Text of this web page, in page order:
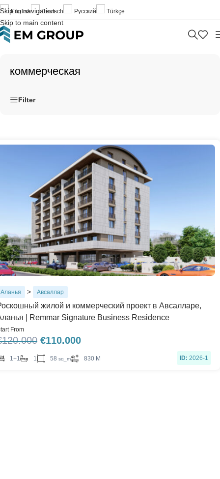
Skip to navigation
Skip to main content
English Deutsch Русский Türkçe
коммерческая
Filter
Аланья > Авсаллар
жилой и коммерческий проект в Авсалларе,
| Remmar Signature Business Residence
From
120.000 €110.000
1+1 1 58 sq_m 830 M ID: 2026-1